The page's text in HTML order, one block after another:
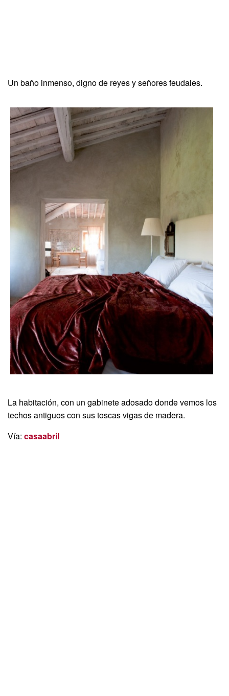
Un baño inmenso, digno de reyes y señores feudales.
La habitación, con un gabinete adosado donde vemos los
techos antiguos con sus toscas vigas de madera.
Vía: casaabril